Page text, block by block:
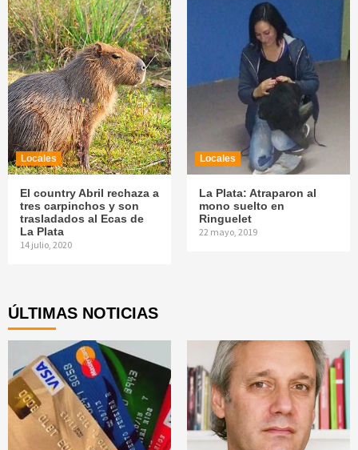
Locales
El country Abril rechaza a
tres carpinchos y son
trasladados al Ecas de
La Plata
14 julio, 2020
Locales
La Plata: Atraparon al
mono suelto en
Ringuelet
22 mayo, 2019
ÚLTIMAS NOTICIAS